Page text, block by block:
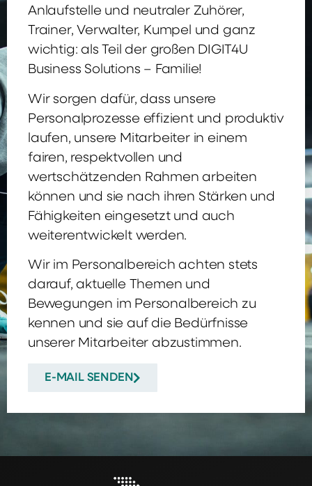
Anlaufstelle und neutraler Zuhörer,
Trainer, Verwalter, Kumpel und ganz
wichtig: als Teil der großen DIGIT4U
Business Solutions – Familie!
Wir sorgen dafür, dass unsere
Personalprozesse effizient und produktiv
laufen, unsere Mitarbeiter in einem
fairen, respektvollen und
wertschätzenden Rahmen arbeiten
können und sie nach ihren Stärken und
Fähigkeiten eingesetzt und auch
weiterentwickelt werden.
Wir im Personalbereich achten stets
darauf, aktuelle Themen und
Bewegungen im Personalbereich zu
kennen und sie auf die Bedürfnisse
unserer Mitarbeiter abzustimmen.
E-MAIL SENDEN